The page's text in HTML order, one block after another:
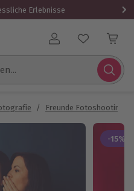
Erlebnisse
Benutzerkonto
/ Freunde Fotoshooting
-15%